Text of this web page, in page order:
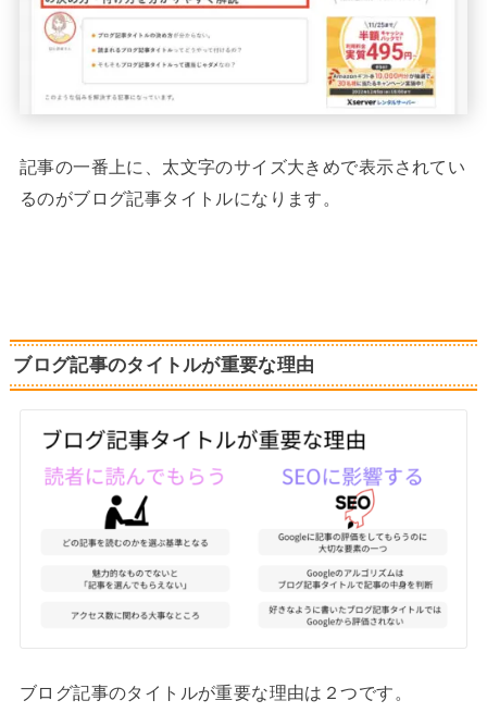
記事の一番上に、太文字のサイズ大きめで表示されてい
るのがブログ記事タイトルになります。
ブログ記事のタイトルが重要な理由
ブログ記事のタイトルが重要な理由は２つです。